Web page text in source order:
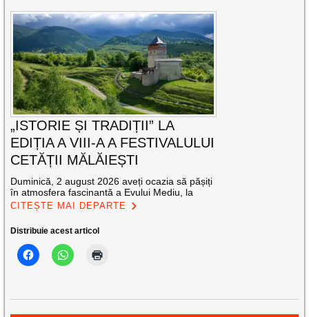
„ISTORIE ȘI TRADIȚII” LA
EDIȚIA A VIII-A A FESTIVALULUI
CETĂȚII MĂLĂIEȘTI
Duminică, 2 august 2026 aveți ocazia să pășiți
în atmosfera fascinantă a Evului Mediu, la
CITEȘTE MAI DEPARTE
Distribuie acest articol